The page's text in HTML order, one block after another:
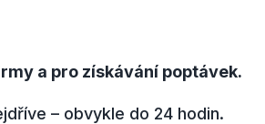
a pro získávání poptávek.
– obvykle do 24 hodin.